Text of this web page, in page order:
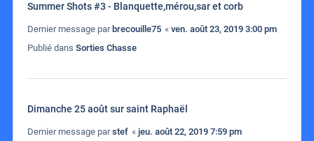
Summer Shots #3 - Blanquette,mérou,sar et corb
Dernier message par brecouille75 « ven. août 23, 2019 3:00 pm
Publié dans Sorties Chasse
Dimanche 25 août sur saint Raphaël
Dernier message parstef « jeu. août 22, 2019 7:59 pm